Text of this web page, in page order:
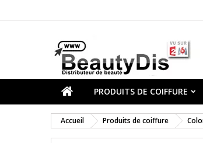
PRODUITS DE COIFFURE
Accueil Produits de coiffure